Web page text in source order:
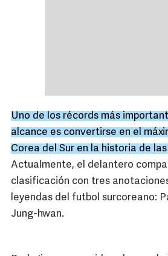
Uno de los récords más
alcance es convertirse en el
Corea del Sur en la historia de
Actualmente, el delantero
clasificación con tres
leyendas del futbol surcoreano:
Jung-hwan.